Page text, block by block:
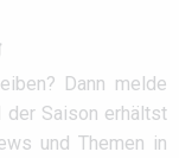
Dann melde
der Saison erhältst
und Themen in